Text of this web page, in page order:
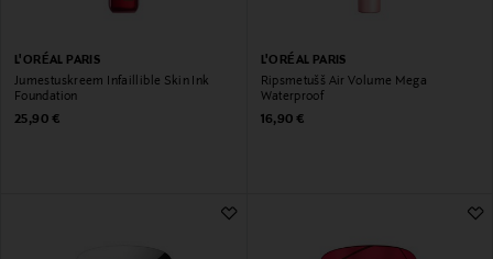
L'ORÉAL PARIS
Jumestuskreem Infaillible Skin Ink
Foundation
Original Price
25,90 €
L'ORÉAL PARIS
Ripsmetušš Air Volume Mega
Waterproof
Original Price
16,90 €